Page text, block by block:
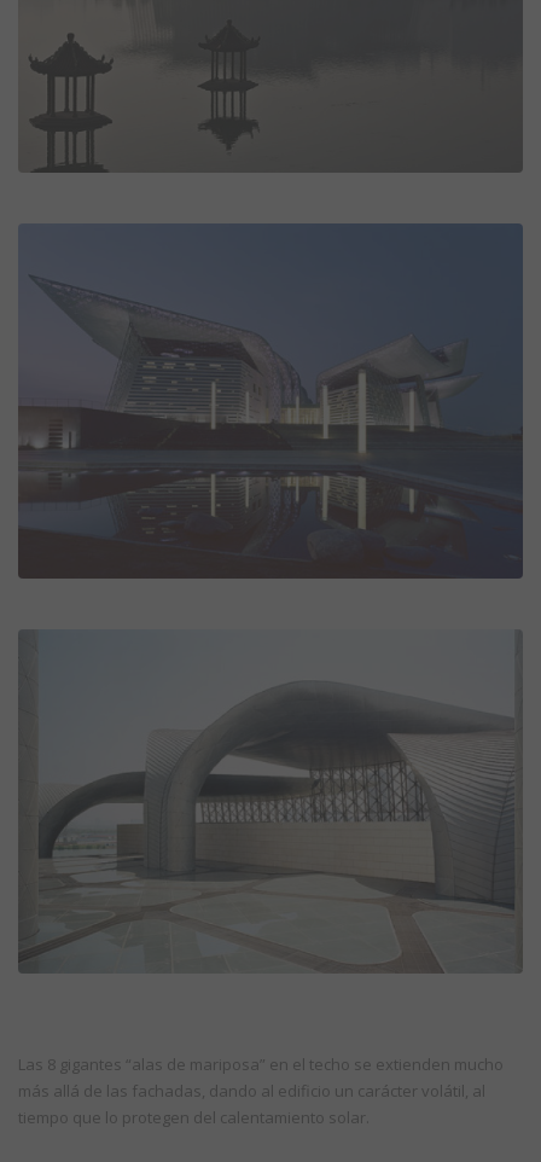
Las 8 gigantes “alas de mariposa” en el techo se extienden mucho
más allá de las fachadas, dando al edificio un carácter volátil, al
tiempo que lo protegen del calentamiento solar.